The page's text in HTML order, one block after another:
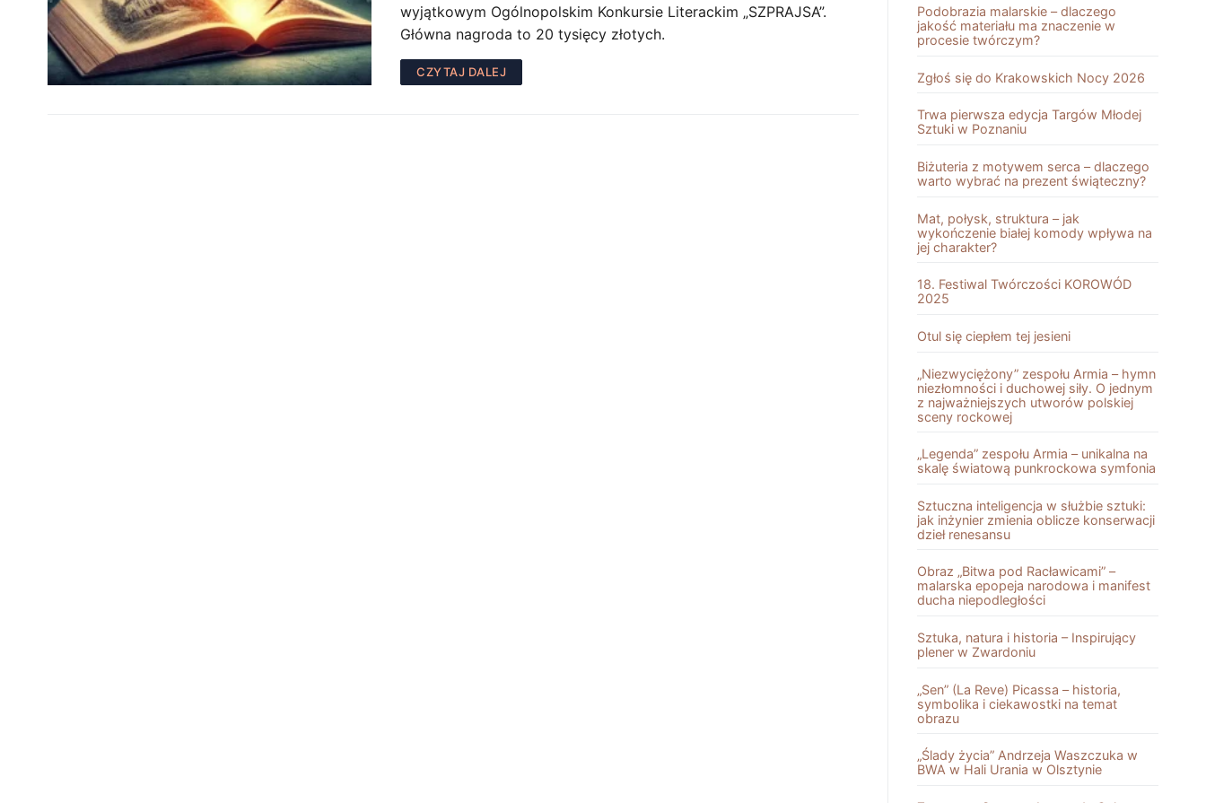
wyjątkowym Ogólnopolskim Konkursie Literackim „SZPRAJSA”.
Główna nagroda to 20 tysięcy złotych.
CZYTAJ DALEJ
Podobrazia malarskie – dlaczego
jakość materiału ma znaczenie w
procesie twórczym?
Zgłoś się do Krakowskich Nocy 2026
Trwa pierwsza edycja Targów Młodej
Sztuki w Poznaniu
Biżuteria z motywem serca – dlaczego
warto wybrać na prezent świąteczny?
Mat, połysk, struktura – jak
wykończenie białej komody wpływa na
jej charakter?
18. Festiwal Twórczości KOROWÓD
2025
Otul się ciepłem tej jesieni
„Niezwyciężony” zespołu Armia – hymn
niezłomności i duchowej siły. O jednym
z najważniejszych utworów polskiej
sceny rockowej
„Legenda” zespołu Armia – unikalna na
skalę światową punkrockowa symfonia
Sztuczna inteligencja w służbie sztuki:
jak inżynier zmienia oblicze konserwacji
dzieł renesansu
Obraz „Bitwa pod Racławicami” –
malarska epopeja narodowa i manifest
ducha niepodległości
Sztuka, natura i historia – Inspirujący
plener w Zwardoniu
„Sen” (La Reve) Picassa – historia,
symbolika i ciekawostki na temat
obrazu
„Ślady życia” Andrzeja Waszczuka w
BWA w Hali Urania w Olsztynie